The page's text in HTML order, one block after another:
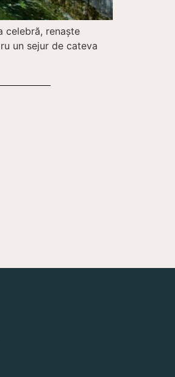
celebră, renaște
un sejur de cateva